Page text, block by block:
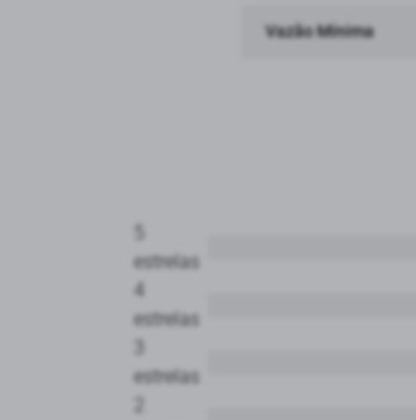
Vazão Mínima
estrelas
4
estrelas
estrelas